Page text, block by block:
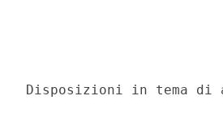
Disposizioni in tema di